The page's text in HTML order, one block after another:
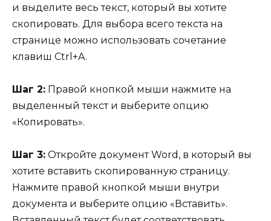
и выделите весь текст, который вы хотите
скопировать. Для выбора всего текста на
странице можно использовать сочетание
клавиш Ctrl+A.
Шаг 2: Правой кнопкой мыши нажмите на
выделенный текст и выберите опцию
«Копировать».
Шаг 3: Откройте документ Word, в который вы
хотите вставить скопированную страницу.
Нажмите правой кнопкой мыши внутри
документа и выберите опцию «Вставить».